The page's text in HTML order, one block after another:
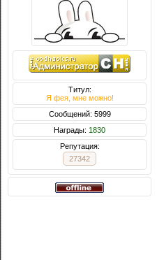
Титул:
Я фея, мне можно!
Сообщений: 5999
Награды: 1830
Репутация:
27342